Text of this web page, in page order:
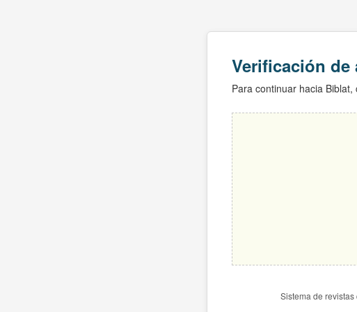
Verificación de
Para continuar hacia
Sistema de